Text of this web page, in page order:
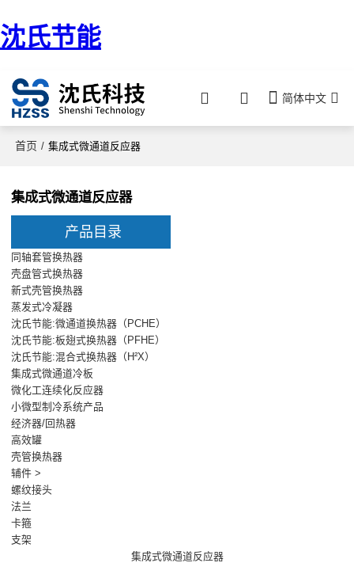
沈氏节能
简体中文
首页 / 集成式微通道反应器
集成式微通道反应器
产品目录
同轴套管换热器
壳盘管式换热器
新式壳管换热器
蒸发式冷凝器
沈氏节能:微通道换热器（PCHE）
沈氏节能:板翅式换热器（PFHE）
沈氏节能:混合式换热器（H²X）
集成式微通道冷板
微化工连续化反应器
小微型制冷系统产品
经济器/回热器
高效罐
壳管换热器
辅件 >
螺纹接头
法兰
卡箍
支架
集成式微通道反应器